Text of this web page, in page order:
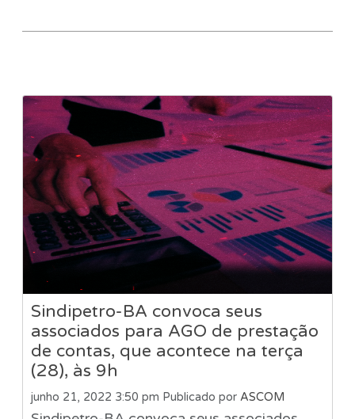
Sindipetro-BA convoca seus
associados para AGO de prestação
de contas, que acontece na terça
(28), às 9h
junho 21, 2022 3:50 pm Publicado por ASCOM